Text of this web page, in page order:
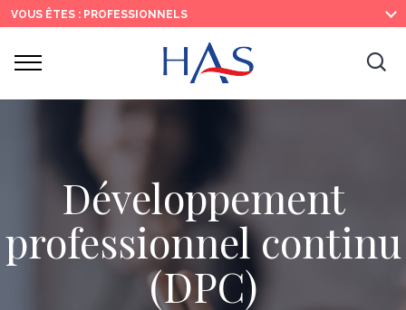
Recherche
Menu
principal
Contenu
principal
VOUS ÊTES : PROFESSIONNELS
Ouvrir
Développement
professionnel continu
(DPC)